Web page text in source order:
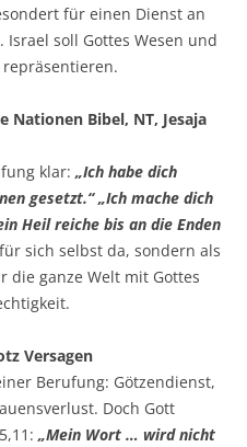
für einen Dienst an
soll Gottes Wesen und
Nationen Bibel, NT, Jesaja
klar: „Ich habe dich
gesetzt.“ „Ich mache dich
Heil reiche bis an die Enden
sich selbst da, sondern als
die ganze Welt mit Gottes
Versagen
Berufung: Götzendienst,
Doch Gott
„Mein Wort … wird nicht